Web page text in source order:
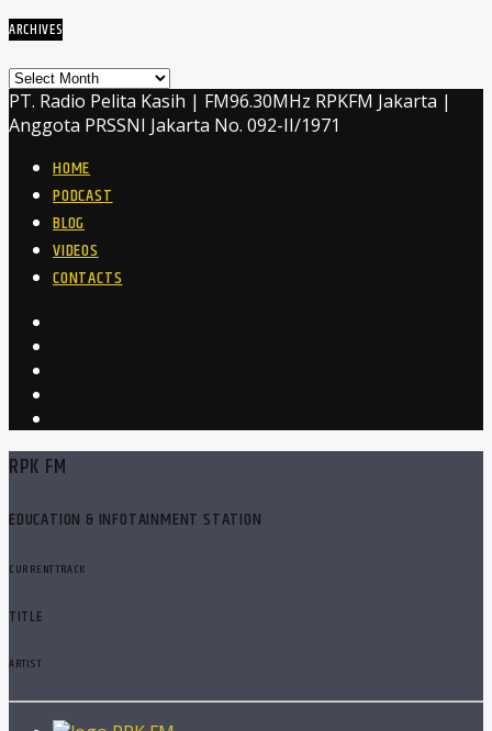
ARCHIVES
Archives
PT. Radio Pelita Kasih | FM96.30MHz RPKFM Jakarta |
Anggota PRSSNI Jakarta No. 092-II/1971
HOME
PODCAST
BLOG
VIDEOS
CONTACTS
RPK FM
EDUCATION & INFOTAINMENT STATION
CURRENT TRACK
TITLE
ARTIST